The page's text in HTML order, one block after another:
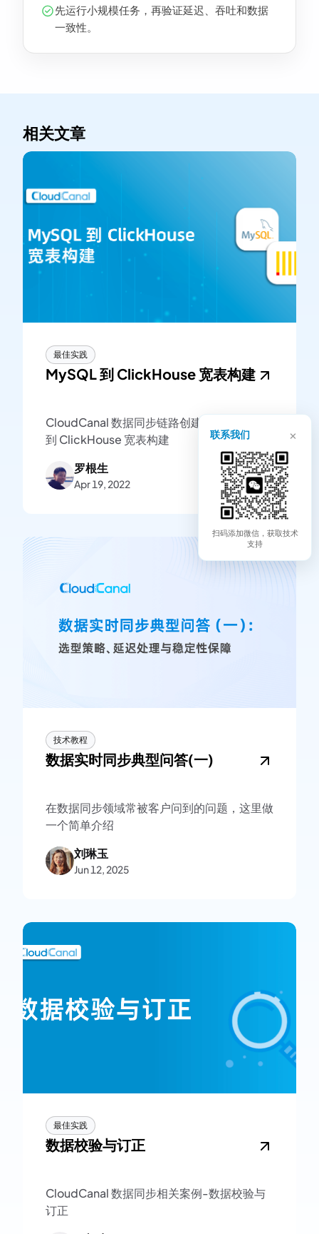
先运行小规模任务，再验证延迟、吞吐和数据
一致性。
相关文章
最佳实践
MySQL 到 ClickHouse 宽表构建
CloudCanal 数据同步链路创建示例-MySQL
到 ClickHouse 宽表构建
罗根生
Apr 19, 2022
技术教程
数据实时同步典型问答(一)
在数据同步领域常被客户问到的问题，这里做
一个简单介绍
刘琳玉
Jun 12, 2025
最佳实践
数据校验与订正
CloudCanal 数据同步相关案例-数据校验与
订正
联系我们 ×
扫码添加微信，获取技术
支持